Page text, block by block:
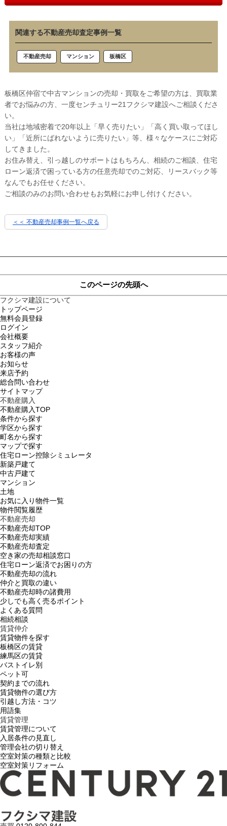
関連する不動産売却査定事例一覧
不動産売却 マンション 板橋区
板橋区仲宿で中古マンションの売却・買取をご希望の方は、買取業
者でお悩みの方、一度センチュリー21フクシマ建設へご相談くださ
い。
当社は地域密着で20年以上「早く売りたい」「高く買い取ってほし
い」「近所にばれないように売りたい」等、様々なケースにご対応
してきました。
お住み替え、引っ越しのサポートはもちろん、相続のご相談、住宅
ローン返済で困っている方の任意売却でのご対応、リースバック等
なんでもお任せください。
ご相談のみのお問い合わせもお気軽にお申し付けください。
＜＜ 不動産売却事例一覧へ戻る
このページの先頭へ
フクシマ建設について
トップページ
無料会員登録
ログイン
会社概要
スタッフ紹介
お客様の声
お知らせ
来店予約
総合問い合わせ
サイトマップ
不動産購入
不動産購入TOP
条件から探す
学区から探す
町名から探す
マップで探す
住宅ローン控除シミュレータ
新築戸建て
中古戸建て
マンション
土地
お気に入り物件一覧
物件閲覧履歴
不動産売却
不動産売却TOP
不動産売却実績
不動産売却査定
空き家の売却相談窓口
住宅ローン返済でお困りの方
不動産売却の流れ
仲介と買取の違い
不動産売却時の諸費用
少しでも高く売るポイント
よくある質問
相続相談
賃貸仲介
賃貸物件を探す
板橋区の賃貸
練馬区の賃貸
バストイレ別
ペット可
契約までの流れ
賃貸物件の選び方
引越し方法・コツ
用語集
賃貸管理
賃貸管理について
入居条件の見直し
管理会社の切り替え
空室対策の種類と比較
空室対策リフォーム